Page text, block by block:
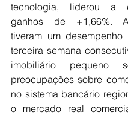
tecnologia, liderou a
ganhos de +1,66%.
tiveram um desempenho
terceira semana
imobiliário pequeno
preocupações sobre
no sistema bancário
o mercado real